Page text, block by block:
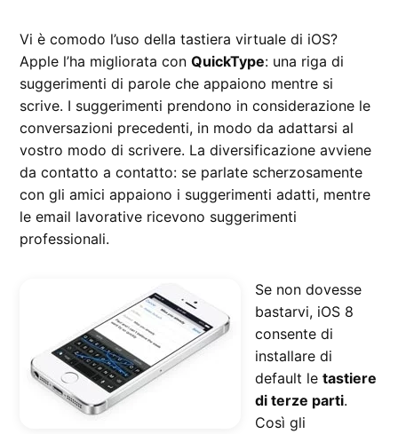
Vi è comodo l’uso della tastiera virtuale di iOS?
Apple l’ha migliorata conQuickType: una riga di
suggerimenti di parole che appaiono mentre si
scrive. I suggerimenti prendono in considerazione le
conversazioni precedenti, in modo da adattarsi al
vostro modo di scrivere. La diversificazione avviene
da contatto a contatto: se parlate scherzosamente
con gli amici appaiono i suggerimenti adatti, mentre
le email lavorative ricevono suggerimenti
professionali.
Se non dovesse
bastarvi, iOS 8
consente di
installare di
default letastiere
di terze parti.
Così gli